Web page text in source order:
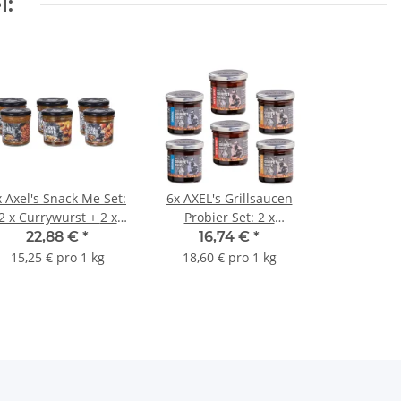
Axel's Snack Me Set:
x Currywurst + 2 x
Schaschlik + 2 x Chili
con Carne
22,88 € *
15,25 € pro 1 kg
6x AXEL's Grillsaucen
Probier Set: 2 x
Original, 2 x Hot &
Spicy, 2 xTrüffel
16,74 € *
18,60 € pro 1 kg